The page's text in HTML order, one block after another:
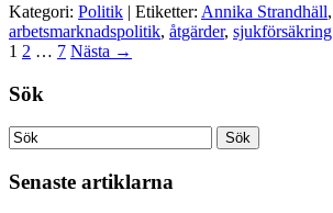
Kategori: Politik | Etiketter: Annika Strandhäll,
arbetsmarknadspolitik, åtgärder, sjukförsäkring
1 2 … 7 Nästa →
Sök
Senaste artiklarna